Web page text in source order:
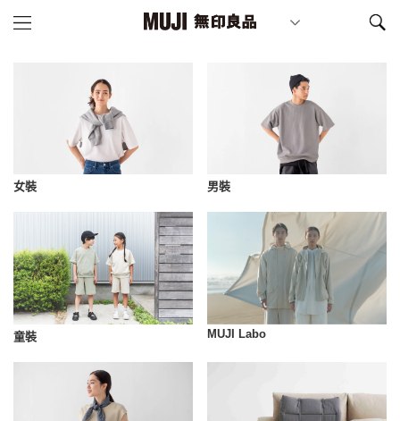
女裝 男裝
童裝 MUJI Labo